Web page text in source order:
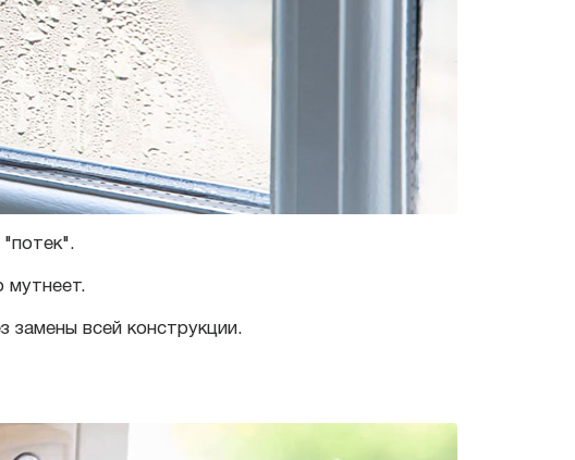
"потек".
мутнеет.
замены всей конструкции.